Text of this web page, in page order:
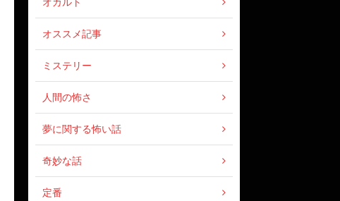
オススメ記事
ミステリー
人間の怖さ
夢に関する怖い話
奇妙な話
定番